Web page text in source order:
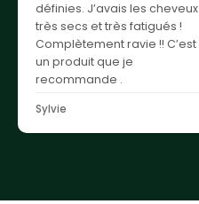
définies. J’avais les cheveux
très secs et très fatigués !
Complètement ravie !! C’est
un produit que je
recommande .
Sylvie